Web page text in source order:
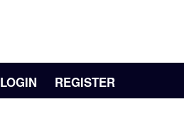
LOGIN REGISTER